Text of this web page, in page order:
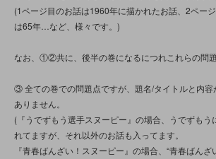
(1ページ目のお話は1960年に描かれたお話、2ペー
は65年…など、様々です。)
なお、①②共に、後半の巻になるにつれこれらの問題
③ 全ての巻での問題点ですが、題名/タイトルと内容
ありません。
(『うでずもう選手スヌーピー』の場合、うでずもう
れてますが、それ以外のお話も入ってます。
『青春ばんざい！スヌーピー』の場合、“青春ばんざ